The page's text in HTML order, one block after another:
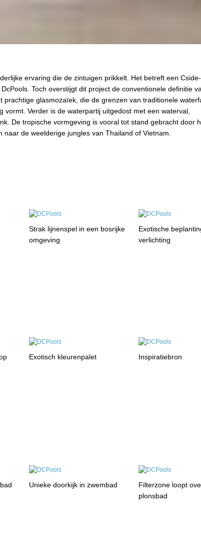
ervaring die de zintuigen prikkelt. Het betreft een
Toch overstijgt dit project de conventionele definitie
glasmozaïek, die de grenzen van traditionele
Verder is de waterpartij uitgedost met een waterval,
De tropische vormgeving is vooral tot stand gebracht door
de weelderige jungles van Thailand of Vietnam.
Strak lijnenspel in een bosrijke
omgeving
Exotische
verlichting
Exotisch kleurenpalet Inspiratiebron
Unieke doorkijk in zwembad
Filterzone loopt
plonsbad